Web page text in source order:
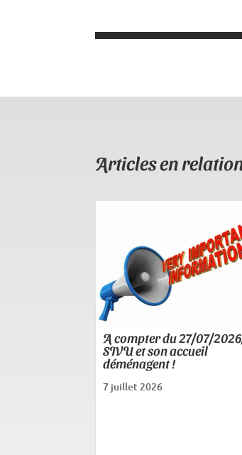
Articles en
A compter du 27/07/
SIVU et son accueil
déménagent !
7 juillet 2026